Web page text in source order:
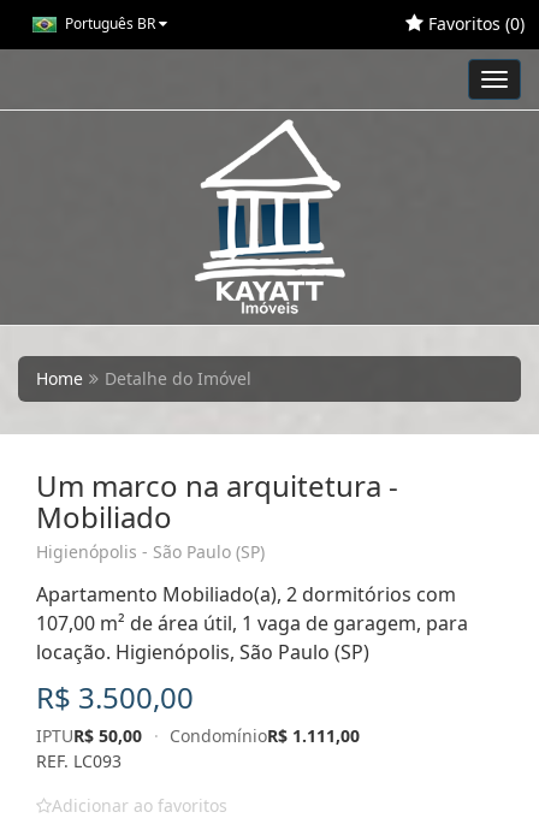
Português BR Favoritos (0)
Home Detalhe do Imóvel
Um marco na arquitetura -
Mobiliado
Higienópolis - São Paulo (SP)
Apartamento Mobiliado(a), 2 dormitórios com
107,00 m² de área útil, 1 vaga de garagem, para
locação. Higienópolis, São Paulo (SP)
R$ 3.500,00
IPTUR$ 50,00 · CondomínioR$ 1.111,00
REF. LC093
Adicionar ao favoritos